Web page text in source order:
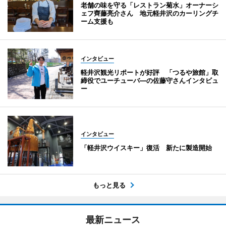
老舗の味を守る「レストラン菊水」オーナーシ
ェフ齊藤亮介さん 地元軽井沢のカーリングチ
ーム支援も
インタビュー
軽井沢観光リポートが好評 「つるや旅館」取
締役でユーチューバ―の佐藤守さんインタビュ
ー
インタビュー
「軽井沢ウイスキー」復活 新たに製造開始
もっと見る
最新ニュース